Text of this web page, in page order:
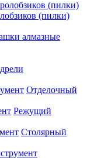
(пилки)
алмазные
Отделочный
Режущий
Столярный